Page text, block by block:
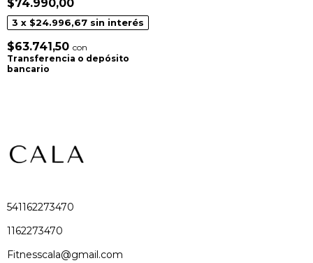
$74.990,00
3 x $24.996,67 sin interés
$63.741,50 con
Transferencia o depósito
bancario
541162273470
1162273470
Fitnesscala@gmail.com